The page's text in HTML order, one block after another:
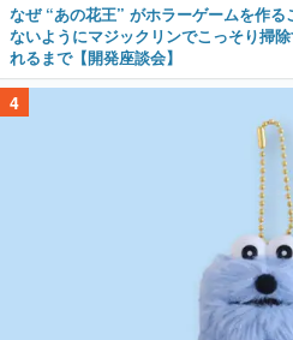
なぜ “あの花王” がホラーゲームを作
ないようにマジックリンでこっそり掃
れるまで【開発座談会】
4